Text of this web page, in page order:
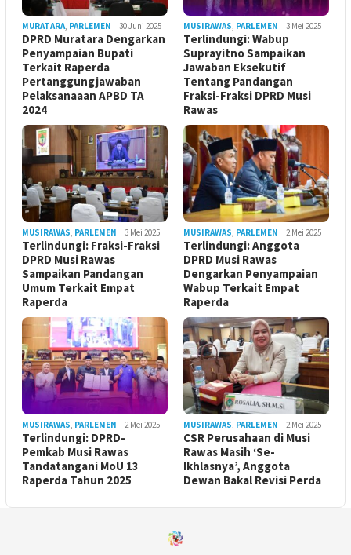
MURATARA, PARLEMEN 30 Juni 2025
DPRD Muratara Dengarkan
Penyampaian Bupati
Terkait Raperda
Pertanggungjawaban
Pelaksanaaan APBD TA
2024
MUSIRAWAS, PARLEMEN 3 Mei 2025
Terlindungi: Wabup
Suprayitno Sampaikan
Jawaban Eksekutif
Tentang Pandangan
Fraksi-Fraksi DPRD Musi
Rawas
MUSIRAWAS, PARLEMEN 3 Mei 2025
Terlindungi: Fraksi-Fraksi
DPRD Musi Rawas
Sampaikan Pandangan
Umum Terkait Empat
Raperda
MUSIRAWAS, PARLEMEN 2 Mei 2025
Terlindungi: Anggota
DPRD Musi Rawas
Dengarkan Penyampaian
Wabup Terkait Empat
Raperda
MUSIRAWAS, PARLEMEN 2 Mei 2025
Terlindungi: DPRD-
Pemkab Musi Rawas
Tandatangani MoU 13
Raperda Tahun 2025
MUSIRAWAS, PARLEMEN 2 Mei 2025
CSR Perusahaan di Musi
Rawas Masih ‘Se-
Ikhlasnya’, Anggota
Dewan Bakal Revisi Perda ‎